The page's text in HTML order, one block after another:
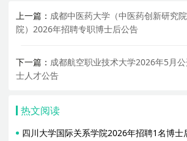
上一篇： 成都中医药大学（中医药创新研究
院）2026年招聘专职博士后公告
下一篇： 成都航空职业技术大学2026年5月
士人才公告
热文阅读
四川大学国际关系学院2026年招聘1名博士